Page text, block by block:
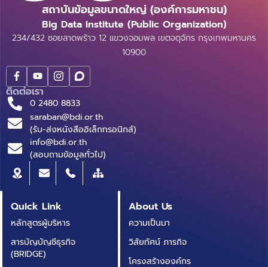
สถาบันข้อมูลขนาดใหญ่ (องค์การมหาชน)
Big Data Institute (Public Organization)
234/432 ซอยลาดพร้าว 12 แขวงจอมพล เขตจตุจักร กรุงเทพมหานคร
10900
ติดต่อเรา
0 2480 8833
saraban@bdi.or.th
(รับ-ส่งหนังสืออิเล็กทรอนิกส์)
info@bdi.or.th
(สอบถามข้อมูลทั่วไป)
Quick Link
หลักสูตรผู้บริหาร
สารบัญบัญชีธุรกิจ
(BRIDGE)
About Us
ความเป็นมา
วิสัยทัศน์ ภารกิจ
โครงสร้างองค์กร